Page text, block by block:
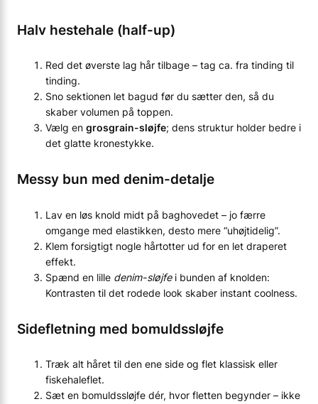
Halv hestehale (half-up)
Red det øverste lag hår tilbage – tag ca. fra tinding til
tinding.
Sno sektionen let bagud før du sætter den, så du
skaber volumen på toppen.
Vælg en grosgrain-sløjfe; dens struktur holder bedre i
det glatte kronestykke.
Messy bun med denim-detalje
Lav en løs knold midt på baghovedet – jo færre
omgange med elastikken, desto mere “uhøjtidelig”.
Klem forsigtigt nogle hårtotter ud for en let draperet
effekt.
Spænd en lille denim-sløjfei bunden af knolden:
Kontrasten til det rodede look skaber instant coolness.
Sidefletning med bomuldssløjfe
Træk alt håret til den ene side og flet klassisk eller
fiskehaleflet.
Sæt en bomuldssløjfe dér, hvor fletten begynder – ikke